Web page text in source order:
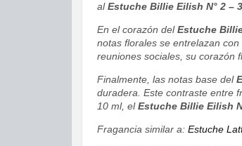
alEstuche Billie Eilish N° 2 –
En el corazón delEstuche
notas florales se entrelazan
reuniones sociales, su corazón
Finalmente, las notas base del
duradera. Este contraste entre
10 ml, elEstuche Billie Eilish
Fragancia similar a: Estuche